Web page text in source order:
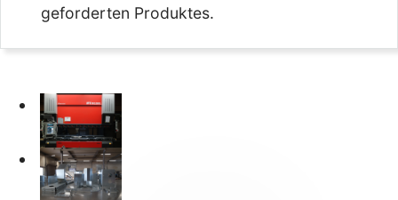
geforderten Produktes.